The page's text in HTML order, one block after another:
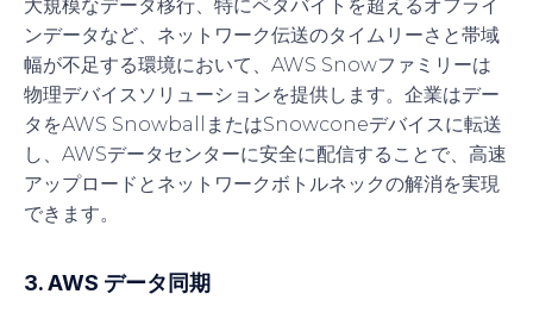
大規模なデータ移行、特にペタバイトを超えるオフライ
ンデータなど、ネットワーク伝送のタイムリーさと帯域
幅が不足する環境において、AWS Snowファミリーは
物理デバイスソリューションを提供します。企業はデー
タをAWS SnowballまたはSnowconeデバイスに転送
し、AWSデータセンターに安全に配信することで、高速
アップロードとネットワークボトルネックの解消を実現
できます。
3. AWS データ同期